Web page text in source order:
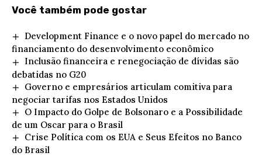
Você também pode gostar
Development Finance e o novo papel do mercado no
financiamento do desenvolvimento econômico
Inclusão financeira e renegociação de dívidas são
debatidas no G20
Governo e empresários articulam comitiva para
negociar tarifas nos Estados Unidos
O Impacto do Golpe de Bolsonaro e a Possibilidade
de um Oscar para o Brasil
Crise Política com os EUA e Seus Efeitos no Banco
do Brasil